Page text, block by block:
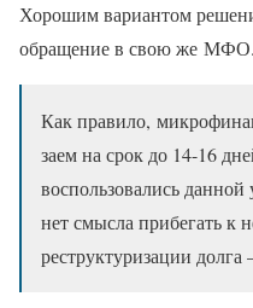
Хорошим вариантом
обращение в свою же МФО.
Как правило,
заем на срок до 14-16
воспользовались
нет смысла прибегать к
реструктуризации долга